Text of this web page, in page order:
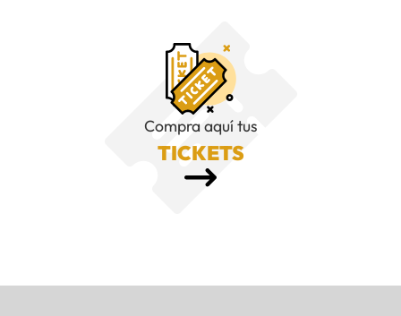
Compra aquí tus
TICKETS